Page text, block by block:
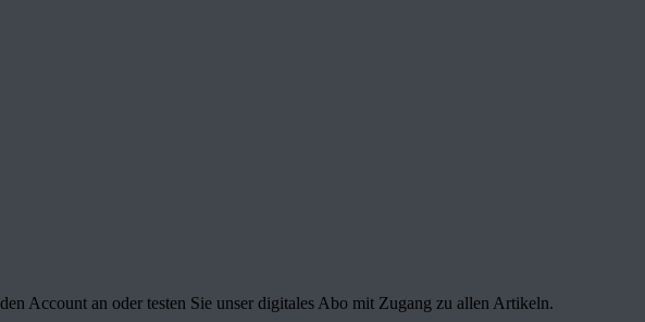
Account an oder testen Sie unser digitales Abo mit Zugang zu allen Artikeln.